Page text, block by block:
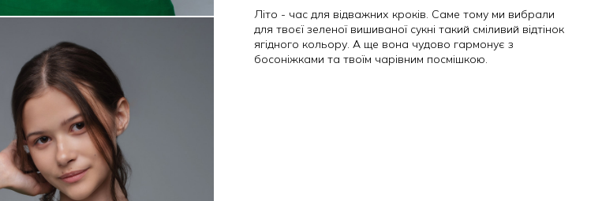
Літо - час для відважних кроків. Саме тому ми вибрали
для твоєї зеленої вишиваної сукні такий сміливий відтінок
ягідного кольору. А ще вона чудово гармонує з
босоніжками та твоїм чарівним посмішкою.